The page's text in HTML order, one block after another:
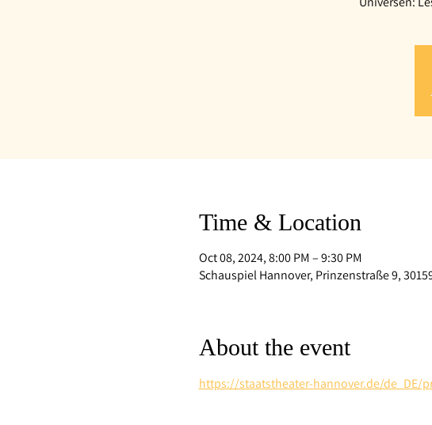
Time & Location
Oct 08, 2024, 8:00 PM – 9:30 PM
Schauspiel Hannover, Prinzenstraße 9,
About the event
https://staatstheater-hannover.de/de_DE/